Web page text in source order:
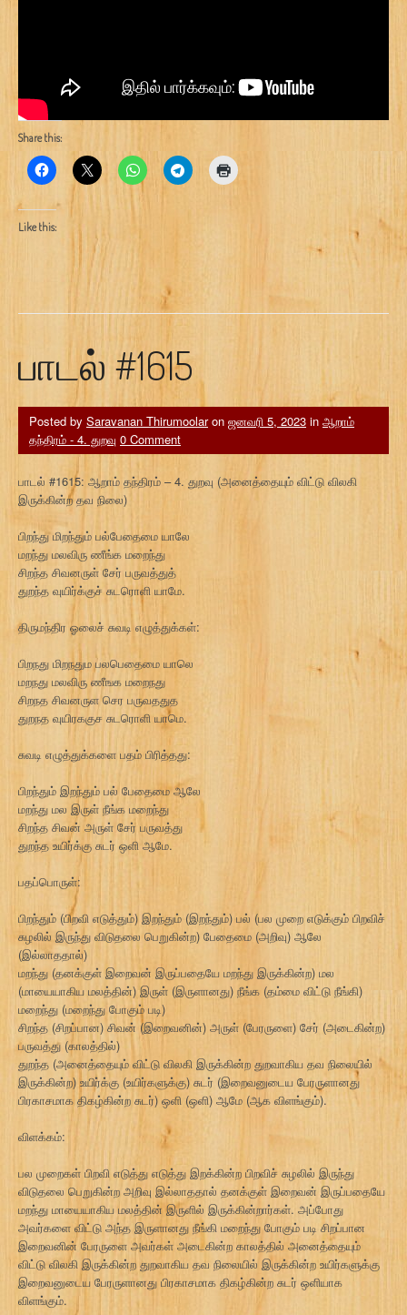
Share this:
Like this:
பாடல் #1615
Posted by Saravanan Thirumoolaron ஜனவரி 5, 2023 in ஆறாம்
தந்திரம் - 4. துறவு 0 Comment
பாடல் #1615: ஆறாம் தந்திரம் – 4. துறவு (அனைத்தையும் விட்டு விலகி
இருக்கின்ற தவ நிலை)
பிறந்து மிறந்தும் பல்பேதைமை யாலே
மறந்து மலவிரு ணீங்க மறைந்து
சிறந்த சிவனருள் சேர் பருவத்துத்
துறந்த வுயிர்க்குச் சுடரொளி யாமே.
திருமந்திர ஓலைச் சுவடி எழுத்துக்கள்:
பிறநது மிறநதும பலபெதைமை யாலெ
மறநது மலவிரு ணீஙக மறைநது
சிறநத சிவனருள செர பருவததுத
துறநத வுயிரககுச சுடரொளி யாமெ.
சுவடி எழுத்துக்களை பதம் பிரித்தது:
பிறந்தும் இறந்தும் பல் பேதைமை ஆலே
மறந்து மல இருள் நீங்க மறைந்து
சிறந்த சிவன் அருள் சேர் பருவத்து
துறந்த உயிர்க்கு சுடர் ஒளி ஆமே.
பதப்பொருள்:
பிறந்தும் (பிறவி எடுத்தும்) இறந்தும் (இறந்தும்) பல் (பல முறை எடுக்கும் பிறவிச்
சுழலில் இருந்து விடுதலை பெறுகின்ற) பேதைமை (அறிவு) ஆலே
(இல்லாததால்)
மறந்து (தனக்குள் இறைவன் இருப்பதையே மறந்து இருக்கின்ற) மல
(மாயையாகிய மலத்தின்) இருள் (இருளானது) நீங்க (தம்மை விட்டு நீங்கி)
மறைந்து (மறைந்து போகும் படி)
சிறந்த (சிறப்பான) சிவன் (இறைவனின்) அருள் (பேரருளை) சேர் (அடைகின்ற)
பருவத்து (காலத்தில்)
துறந்த (அனைத்தையும் விட்டு விலகி இருக்கின்ற துறவாகிய தவ நிலையில்
இருக்கின்ற) உயிர்க்கு (உயிர்களுக்கு) சுடர் (இறைவனுடைய பேரருளானது
பிரகாசமாக திகழ்கின்ற சுடர்) ஒளி (ஒளி) ஆமே (ஆக விளங்கும்).
விளக்கம்:
பல முறைகள் பிறவி எடுத்து எடுத்து இறக்கின்ற பிறவிச் சுழலில் இருந்து
விடுதலை பெறுகின்ற அறிவு இல்லாததால் தனக்குள் இறைவன் இருப்பதையே
மறந்து மாயையாகிய மலத்தின் இருளில் இருக்கின்றார்கள். அப்போது
அவர்களை விட்டு அந்த இருளானது நீங்கி மறைந்து போகும் படி சிறப்பான
இறைவனின் பேரருளை அவர்கள் அடைகின்ற காலத்தில் அனைத்தையும்
விட்டு விலகி இருக்கின்ற துறவாகிய தவ நிலையில் இருக்கின்ற உயிர்களுக்கு
இறைவனுடைய பேரருளானது பிரகாசமாக திகழ்கின்ற சுடர் ஒளியாக
விளங்கும்.